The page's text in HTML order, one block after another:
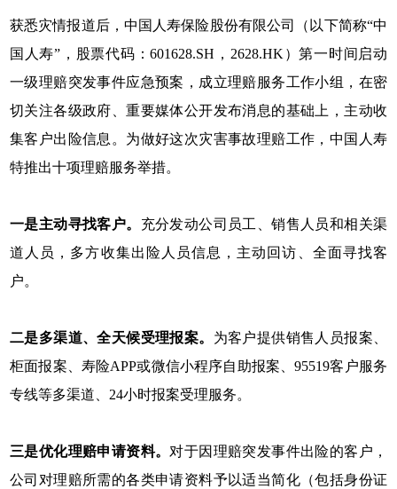
获悉灾情报道后，中国人寿保险股份有限公司（以下简称“中
国人寿”，股票代码：601628.SH，2628.HK）第一时间启动
一级理赔突发事件应急预案，成立理赔服务工作小组，在密
切关注各级政府、重要媒体公开发布消息的基础上，主动收
集客户出险信息。为做好这次灾害事故理赔工作，中国人寿
特推出十项理赔服务举措。
一是主动寻找客户。 充分发动公司员工、销售人员和相关渠
道人员，多方收集出险人员信息，主动回访、全面寻找客
户。
二是多渠道、全天候受理报案。 为客户提供销售人员报案、
柜面报案、寿险APP或微信小程序自助报案、95519客户服务
专线等多渠道、24小时报案受理服务。
三是优化理赔申请资料。 对于因理赔突发事件出险的客户，
公司对理赔所需的各类申请资料予以适当简化（包括身份证